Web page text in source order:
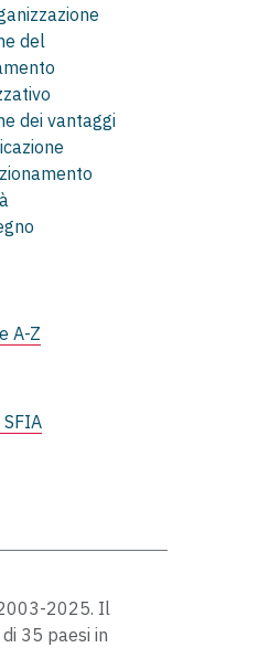
del
dei vantaggi
A-Z
2025. Il
35 paesi in